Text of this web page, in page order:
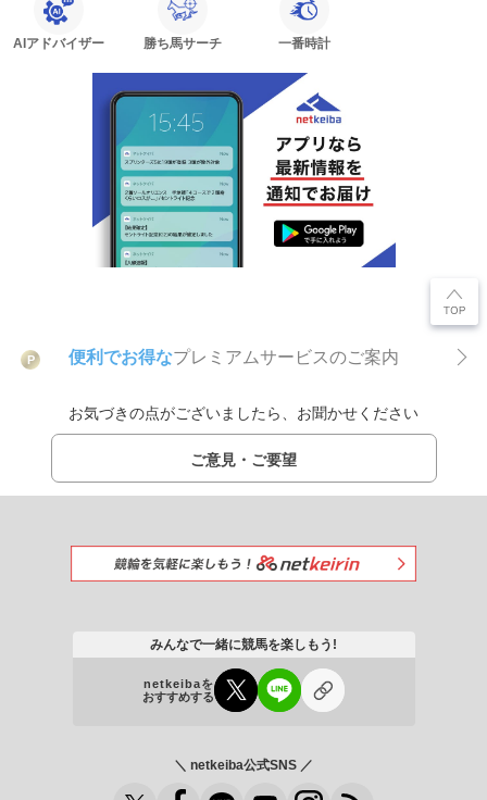
AIアドバイザー 勝ち馬サーチ 一番時計
P 便利でお得なプレミアムサービスのご案内
お気づきの点がございましたら、お聞かせください
ご意見・ご要望
みんなで一緒に競馬を楽しもう!
netkeibaを
おすすめする
＼ netkeiba公式SNS ／